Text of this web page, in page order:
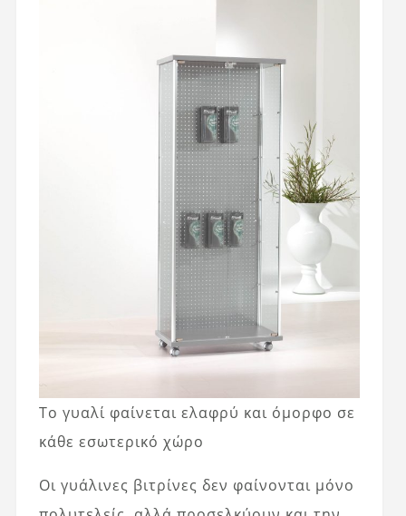
Το γυαλί φαίνεται ελαφρύ και όμορφο σε
κάθε εσωτερικό χώρο
Οι γυάλινες βιτρίνες δεν φαίνονται μόνο